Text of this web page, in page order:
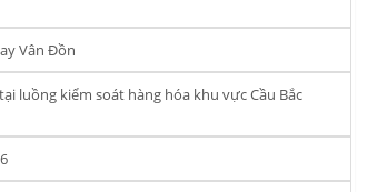
Vân Đồn
luồng kiểm soát hàng hóa khu vực Cầu Bắc